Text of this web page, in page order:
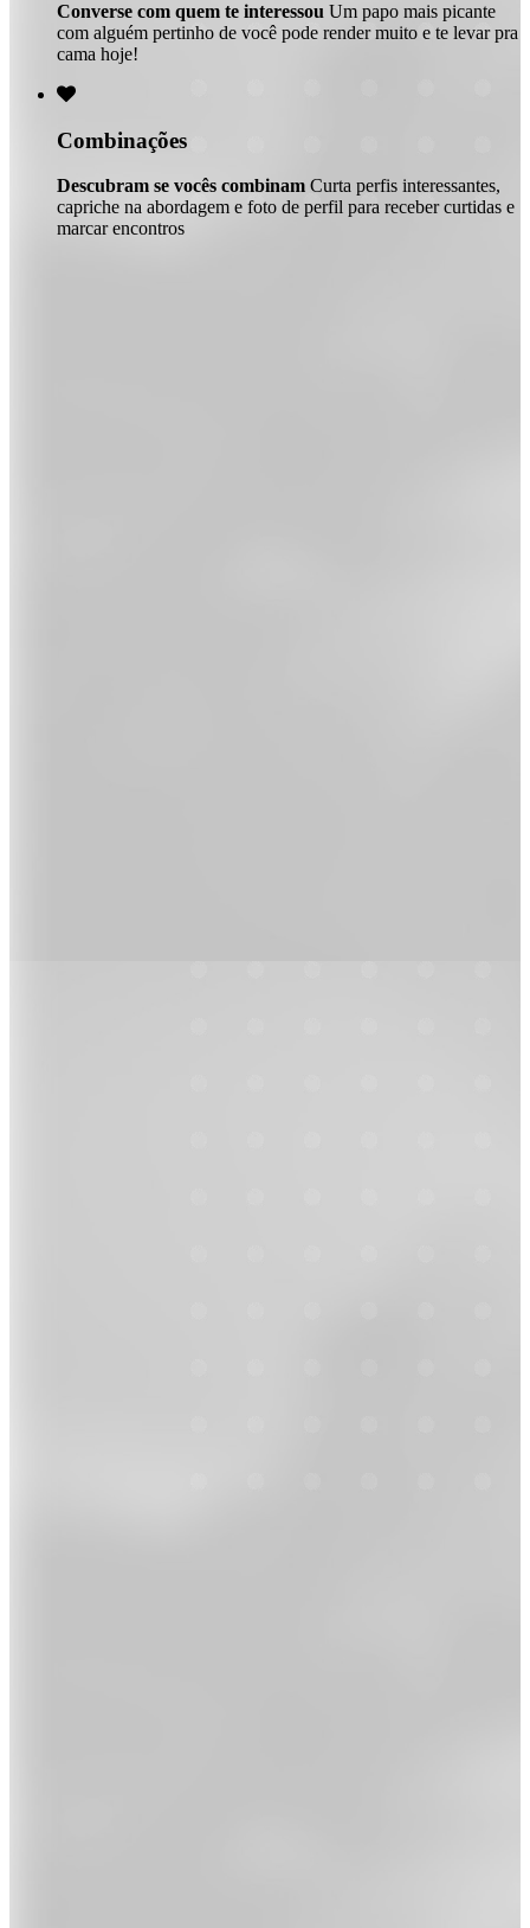
Converse com quem te interessou Um papo mais picante
com alguém pertinho de você pode render muito e te levar pra
cama hoje!

Combinações
Descubram se vocês combinam Curta perfis interessantes,
capriche na abordagem e foto de perfil para receber curtidas e
marcar encontros